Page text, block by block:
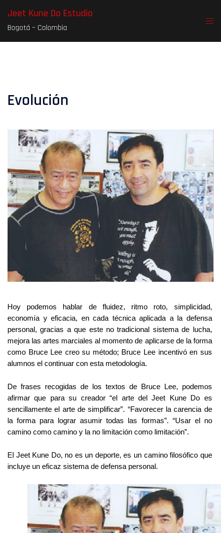
content
Jeet Kune Do Estudio
Bogotá – Colombia
Evolución
Hoy podemos hablar de fluidez, ritmo roto, simplicidad,
economía y eficacia, en cada técnica aplicada a la defensa
personal, gracias a que este no tradicional sistema de lucha,
mejora las artes marciales al momento de aplicarse de la forma
como Bruce Lee creo su método; Bruce Lee incentivó en sus
alumnos el continuar con esta metodología.
De frases recogidas de los textos de Bruce Lee, podemos
afirmar que para su creador “el arte del Jeet Kune Do es
sencillamente el arte de simplificar”. “Favorecer la carencia de
la forma para lograr asumir todas las formas”. “Usar el no
camino como camino y la no limitación como limitación”.
El Jeet Kune Do, no es un deporte, es un camino filosófico que
incluye un eficaz sistema de defensa personal.